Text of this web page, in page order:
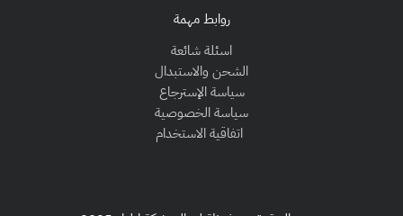
روابط مهمة
اسئلة شائعة
الشحن والاستبدال
سياسة الإسترجاع
سياسة الخصوصية
اتفاقية الاستخدام